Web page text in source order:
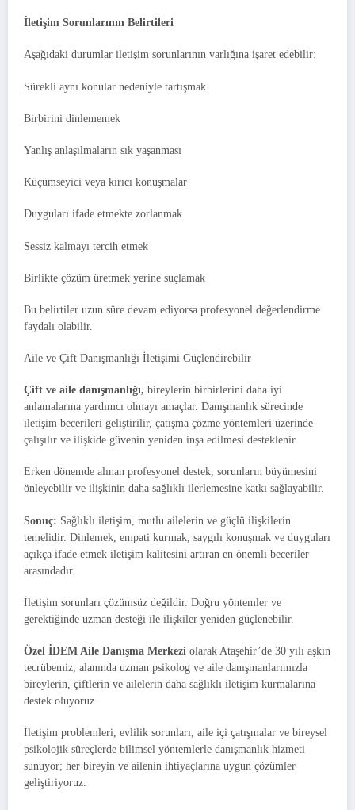
İletişim Sorunlarının Belirtileri
Aşağıdaki durumlar iletişim sorunlarının varlığına işaret edebilir:
Sürekli aynı konular nedeniyle tartışmak
Birbirini dinlememek
Yanlış anlaşılmaların sık yaşanması
Küçümseyici veya kırıcı konuşmalar
Duyguları ifade etmekte zorlanmak
Sessiz kalmayı tercih etmek
Birlikte çözüm üretmek yerine suçlamak
Bu belirtiler uzun süre devam ediyorsa profesyonel değerlendirme
faydalı olabilir.
Aile ve Çift Danışmanlığı İletişimi Güçlendirebilir
Çift ve aile danışmanlığı, bireylerin birbirlerini daha iyi
anlamalarına yardımcı olmayı amaçlar. Danışmanlık sürecinde
iletişim becerileri geliştirilir, çatışma çözme yöntemleri üzerinde
çalışılır ve ilişkide güvenin yeniden inşa edilmesi desteklenir.
Erken dönemde alınan profesyonel destek, sorunların büyümesini
önleyebilir ve ilişkinin daha sağlıklı ilerlemesine katkı sağlayabilir.
Sonuç: Sağlıklı iletişim, mutlu ailelerin ve güçlü ilişkilerin
temelidir. Dinlemek, empati kurmak, saygılı konuşmak ve duyguları
açıkça ifade etmek iletişim kalitesini artıran en önemli beceriler
arasındadır.
İletişim sorunları çözümsüz değildir. Doğru yöntemler ve
gerektiğinde uzman desteği ile ilişkiler yeniden güçlenebilir.
Özel İDEM Aile Danışma Merkezi olarak Ataşehir’de 30 yılı aşkın
tecrübemiz, alanında uzman psikolog ve aile danışmanlarımızla
bireylerin, çiftlerin ve ailelerin daha sağlıklı iletişim kurmalarına
destek oluyoruz.
İletişim problemleri, evlilik sorunları, aile içi çatışmalar ve bireysel
psikolojik süreçlerde bilimsel yöntemlerle danışmanlık hizmeti
sunuyor; her bireyin ve ailenin ihtiyaçlarına uygun çözümler
geliştiriyoruz.